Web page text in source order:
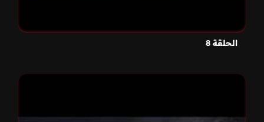
الحلقة 8